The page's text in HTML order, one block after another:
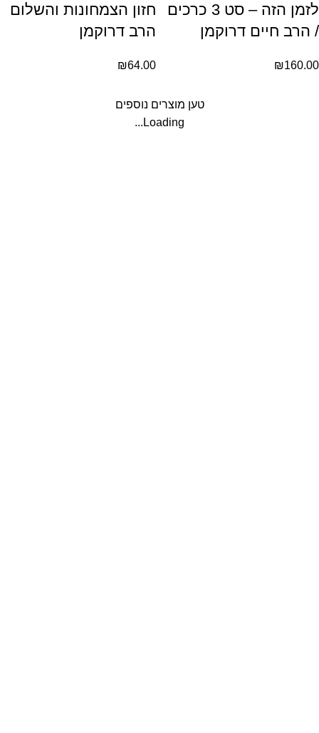
לזמן הזה – סט 3 כרכים
/ הרב חיים דרוקמן
₪160.00
חזון הצמחונות והשלום
הרב דרוקמן
₪64.00
טען מוצרים נוספים
Loading...